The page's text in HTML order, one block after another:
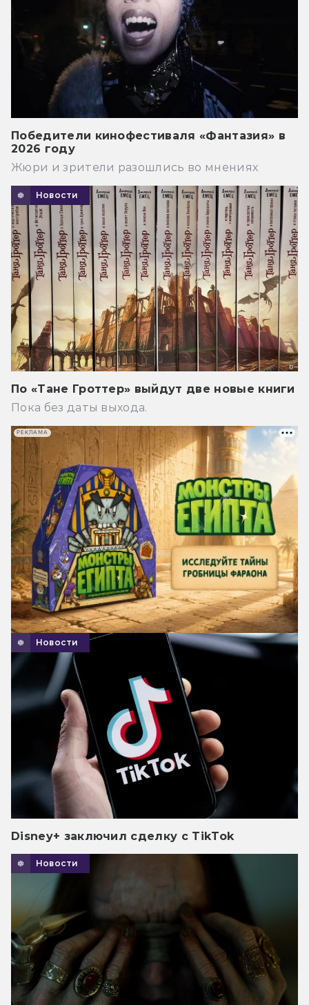
Победители кинофестиваля «Фантазия» в
2026 году
Жюри и зрители разошлись во мнениях
Новости
По «Тане Гроттер» выйдут две новые книги
Пока без даты выхода.
Новости
Disney+ заключил сделку с TikTok
Новости
РЕКЛАМА